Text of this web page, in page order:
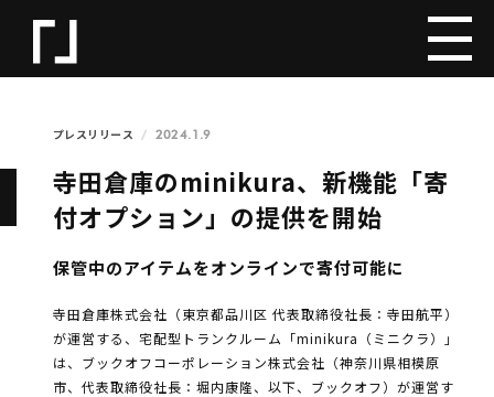
プレスリリース 2024.1.9
寺田倉庫のminikura、新機能「寄
付オプション」の提供を開始
保管中のアイテムをオンラインで寄付可能に
寺田倉庫株式会社（東京都品川区 代表取締役社長：寺田航平）
が運営する、宅配型トランクルーム「minikura（ミニクラ）」
は、ブックオフコーポレーション株式会社（神奈川県相模原
市、代表取締役社長：堀内康隆、以下、ブックオフ）が運営す